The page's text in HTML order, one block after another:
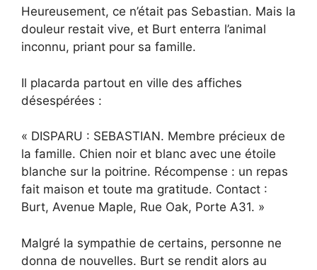
Heureusement, ce n’était pas Sebastian. Mais la
douleur restait vive, et Burt enterra l’animal
inconnu, priant pour sa famille.
Il placarda partout en ville des affiches
désespérées :
« DISPARU : SEBASTIAN. Membre précieux de
la famille. Chien noir et blanc avec une étoile
blanche sur la poitrine. Récompense : un repas
fait maison et toute ma gratitude. Contact :
Burt, Avenue Maple, Rue Oak, Porte A31. »
Malgré la sympathie de certains, personne ne
donna de nouvelles. Burt se rendit alors au